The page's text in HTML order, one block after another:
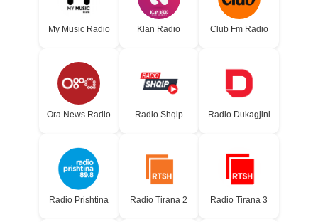
My Music Radio Klan Radio Club Fm Radio
Ora News Radio Radio Shqip Radio Dukagjini
Radio Prishtina Radio Tirana 2 Radio Tirana 3